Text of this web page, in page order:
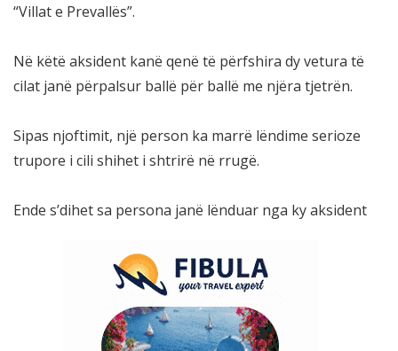
“Villat e Prevallës”.
Në këtë aksident kanë qenë të përfshira dy vetura të
cilat janë përpalsur ballë për ballë me njëra tjetrën.
Sipas njoftimit, një person ka marrë lëndime serioze
trupore i cili shihet i shtrirë në rrugë.
Ende s’dihet sa persona janë lënduar nga ky aksident